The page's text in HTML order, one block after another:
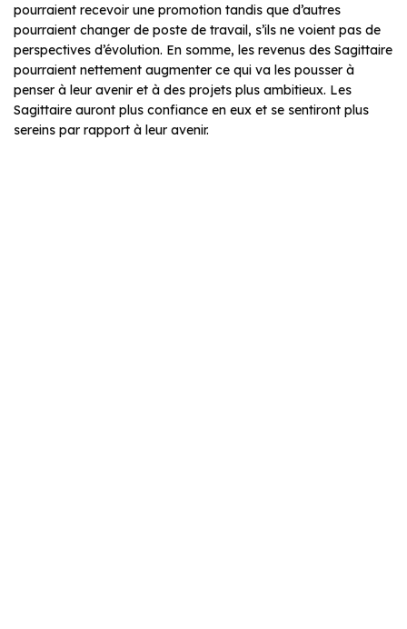
pourraient recevoir une promotion tandis que d’autres
pourraient changer de poste de travail, s’ils ne voient pas de
perspectives d’évolution. En somme, les revenus des Sagittaire
pourraient nettement augmenter ce qui va les pousser à
penser à leur avenir et à des projets plus ambitieux. Les
Sagittaire auront plus confiance en eux et se sentiront plus
sereins par rapport à leur avenir.